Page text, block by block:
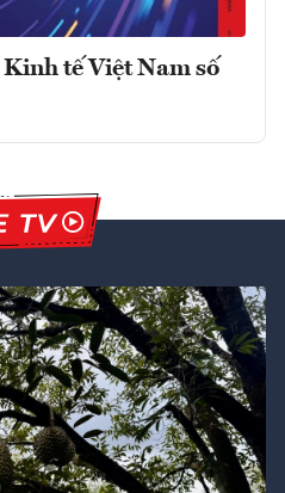
tế Việt Nam số